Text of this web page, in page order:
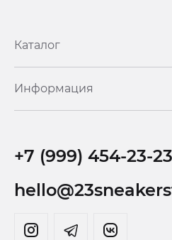
Каталог
Информация
+7 (999) 454-23-23